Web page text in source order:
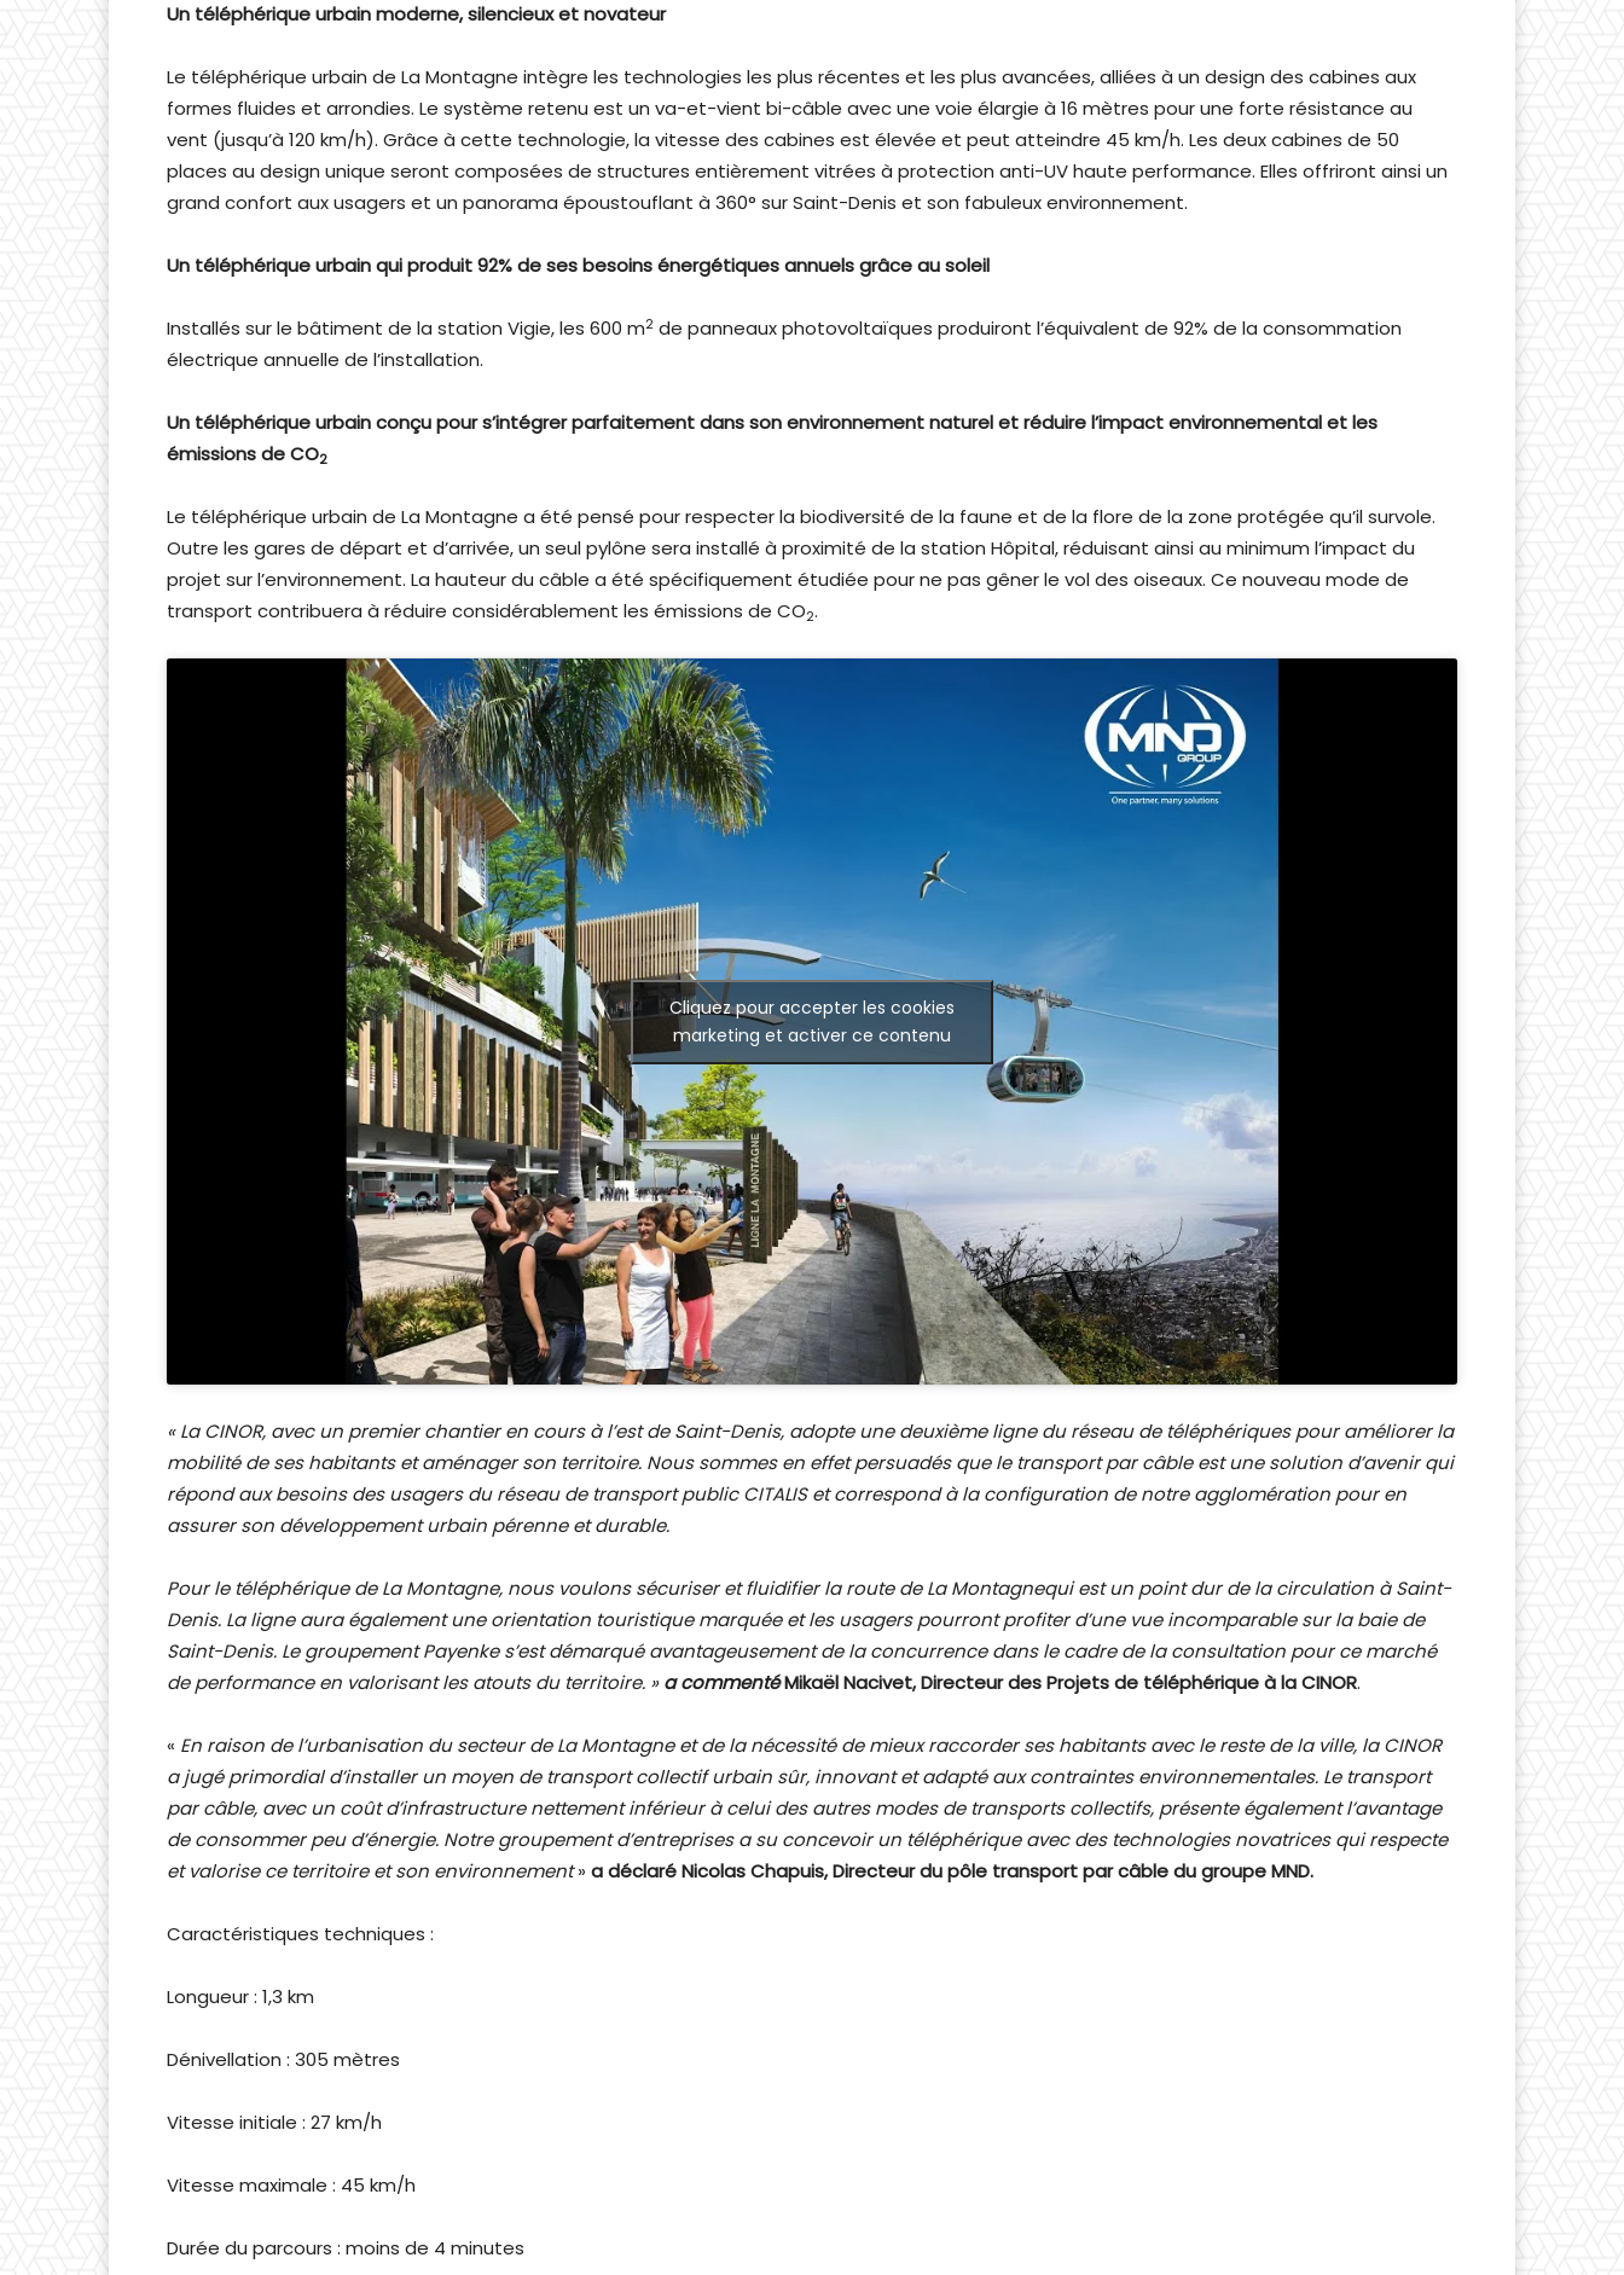
Un téléphérique urbain moderne, silencieux et novateur
Le téléphérique urbain de La Montagne intègre les technologies les plus récentes et les plus avancées, alliées à un design des cabines aux
formes fluides et arrondies. Le système retenu est un va-et-vient bi-câble avec une voie élargie à 16 mètres pour une forte résistance au
vent (jusqu’à 120 km/h). Grâce à cette technologie, la vitesse des cabines est élevée et peut atteindre 45 km/h. Les deux cabines de 50
places au design unique seront composées de structures entièrement vitrées à protection anti-UV haute performance. Elles offriront ainsi un
grand confort aux usagers et un panorama époustouflant à 360° sur Saint-Denis et son fabuleux environnement.
Un téléphérique urbain qui produit 92% de ses besoins énergétiques annuels grâce au soleil
Installés sur le bâtiment de la station Vigie, les 600 m2 de panneaux photovoltaïques produiront l’équivalent de 92% de la consommation
électrique annuelle de l’installation.
Un téléphérique urbain conçu pour s’intégrer parfaitement dans son environnement naturel et réduire l’impact environnemental et les
émissions de CO2
Le téléphérique urbain de La Montagne a été pensé pour respecter la biodiversité de la faune et de la flore de la zone protégée qu’il survole.
Outre les gares de départ et d’arrivée, un seul pylône sera installé à proximité de la station Hôpital, réduisant ainsi au minimum l’impact du
projet sur l’environnement. La hauteur du câble a été spécifiquement étudiée pour ne pas gêner le vol des oiseaux. Ce nouveau mode de
transport contribuera à réduire considérablement les émissions de CO2.
Cliquez pour accepter les cookies
marketing et activer ce contenu
«La CINOR, avec un premier chantier en cours à l’est de Saint-Denis, adopte une deuxième ligne du réseau de téléphériques pour améliorer la
mobilité de ses habitants et aménager son territoire. Nous sommes en effet persuadés que le transport par câble est une solution d’avenir qui
répond aux besoins des usagers du réseau de transport public CITALIS et correspond à la configuration de notre agglomération pour en
assurer son développement urbain pérenne et durable.
Pour le téléphérique de La Montagne, nous voulons sécuriser et fluidifier la route de La Montagnequi est un point dur de la circulation à Saint-
Denis. La ligne aura également une orientation touristique marquée et les usagers pourront profiter d’une vue incomparable sur la baie de
Saint-Denis. Le groupement Payenke s’est démarqué avantageusement de la concurrence dans le cadre de la consultation pour ce marché
de performance en valorisant les atouts du territoire. »a commentéMikaël Nacivet, Directeur des Projets de téléphérique à la CINOR.
« En raison de l’urbanisation du secteur de La Montagne et de la nécessité de mieux raccorder ses habitants avec le reste de la ville, la CINOR
a jugé primordial d’installer un moyen de transport collectif urbain sûr, innovant et adapté aux contraintes environnementales. Le transport
par câble, avec un coût d’infrastructure nettement inférieur à celui des autres modes de transports collectifs, présente également l’avantage
de consommer peu d’énergie. Notre groupement d’entreprises a su concevoir un téléphérique avec des technologies novatrices qui respecte
et valorise ce territoire et son environnement» a déclaré Nicolas Chapuis, Directeur du pôle transport par câble du groupe MND.
Caractéristiques techniques :
Longueur : 1,3 km
Dénivellation : 305 mètres
Vitesse initiale : 27 km/h
Vitesse maximale : 45 km/h
Durée du parcours : moins de 4 minutes